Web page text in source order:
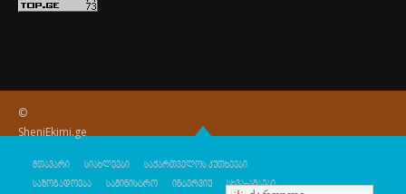
©
SheniEkimi.ge
მთავარი სიახლეები საქართველოს კუთხეები
საზოგადოება სამინისტრო ინტერვიუ სხვა-ამბები